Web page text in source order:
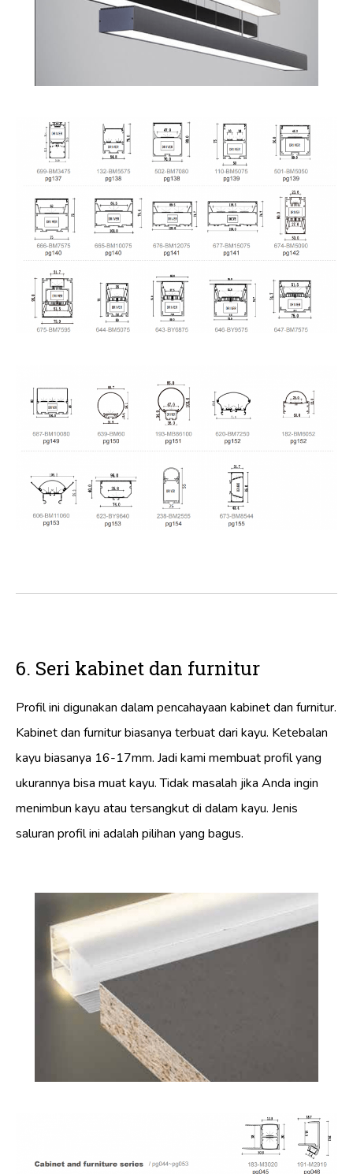
6. Seri kabinet dan furnitur
Profil ini digunakan dalam pencahayaan kabinet dan furnitur.
Kabinet dan furnitur biasanya terbuat dari kayu. Ketebalan
kayu biasanya 16-17mm. Jadi kami membuat profil yang
ukurannya bisa muat kayu. Tidak masalah jika Anda ingin
menimbun kayu atau tersangkut di dalam kayu. Jenis
saluran profil ini adalah pilihan yang bagus.